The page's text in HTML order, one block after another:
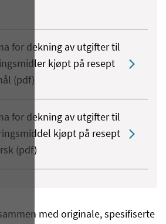
for dekning av utgifter til
kjøpt på resept
(pdf)
for dekning av utgifter til
kjøpt på resept
(pdf)
med originale, spesifiserte